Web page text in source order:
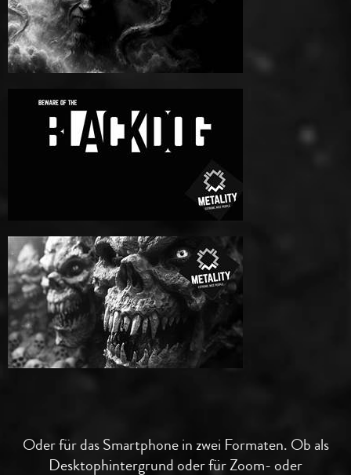
Oder für das Smartphone in zwei Formaten. Ob als
Desktophintergrund oder für Zoom- oder